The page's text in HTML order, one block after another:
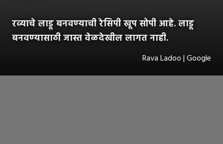
रव्याचे लाडू बनवण्याची रेसिपी खूप सोपी आहे. लाडू
बनवण्यासाठी जास्त वेळदेखील लागत नाही.
Rava Ladoo | Google